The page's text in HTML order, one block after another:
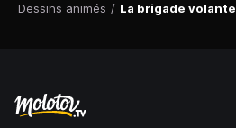
Dessins animés / La brigade volante